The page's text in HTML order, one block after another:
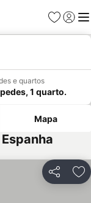
Favoritos
Iniciar
e quartos
1 quarto.
Mapa
Partilhar